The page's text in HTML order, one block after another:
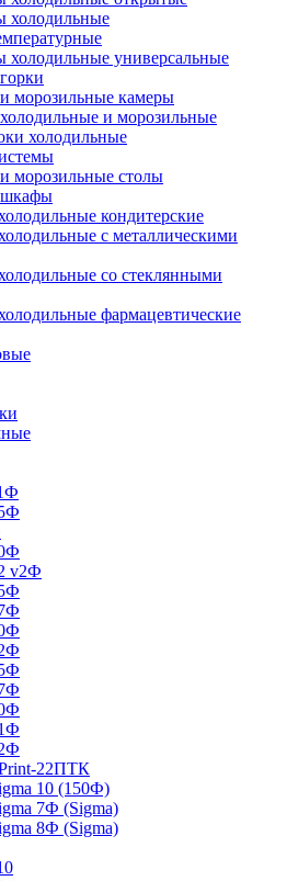
холодильные
холодильные универсальные
морозильные камеры
и морозильные
холодильные
морозильные столы
шкафы
кондитерские
с металлическими
со стеклянными
фармацевтические
v2Ф
22ПТК
10 (150Ф)
7Ф (Sigma)
8Ф (Sigma)